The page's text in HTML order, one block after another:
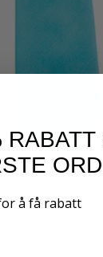
RABATT
å få rabatt